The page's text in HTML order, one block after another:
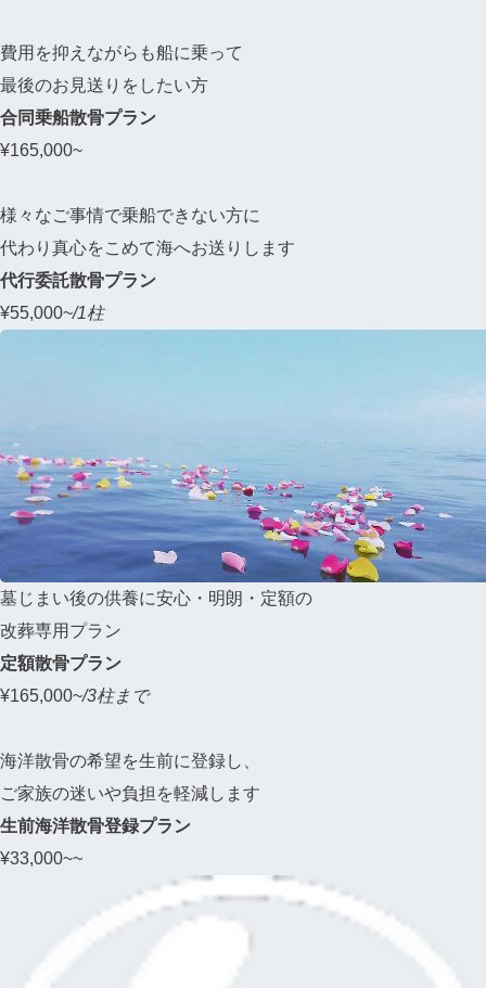
費用を抑えながらも船に乗って
最後のお見送りをしたい方
合同乗船散骨プラン
¥165,000~
様々なご事情で乗船できない方に
代わり真心をこめて海へお送りします
代行委託散骨プラン
¥55,000~/1柱
墓じまい後の供養に安心・明朗・定額の
改葬専用プラン
定額散骨プラン
¥165,000~/3柱まで
海洋散骨の希望を生前に登録し、
ご家族の迷いや負担を軽減します
生前海洋散骨登録プラン
¥33,000~~